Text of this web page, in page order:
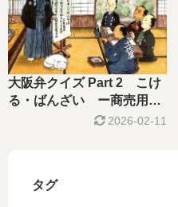
大阪弁クイズ Part 2 こけ
る・ばんざい ー商売用語
2026-02-11
タグ